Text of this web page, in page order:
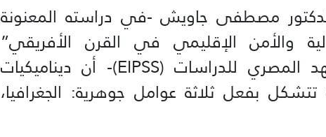
مصطفى جاويش -في دراسته المعنونة
والأمن الإقليمي في القرن الأفريقي”
والمنشورة عبر موقع المعهد المصري للدراسات (EIPSS)- أن ديناميكيات
بفعل ثلاثة عوامل جوهرية: الجغرافيا،